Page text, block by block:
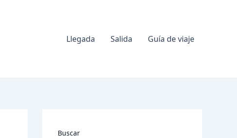
Llegada Salida Guía de viaje
Buscar